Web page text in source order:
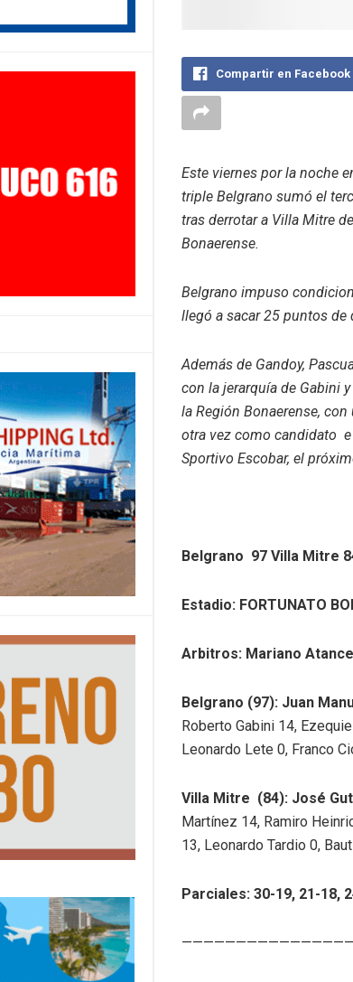
Compartir en Facebook
Este viernes por la noche
triple Belgrano sumó el
tras derrotar a Villa Mitre
Bonaerense.
Belgrano impuso
llegó a sacar 25 puntos de
Además de Gandoy,
con la jerarquía de Gabini
la Región Bonaerense,
otra vez como candidato
Sportivo Escobar, el
Belgrano 97 Villa Mitre
Estadio: FORTUNATO
Arbitros: Mariano
Belgrano (97): Juan
Roberto Gabini 14,
Leonardo Lete 0, Franco
Villa Mitre (84): José
Martínez 14, Ramiro
13, Leonardo Tardio 0,
Parciales: 30-19, 21-18,